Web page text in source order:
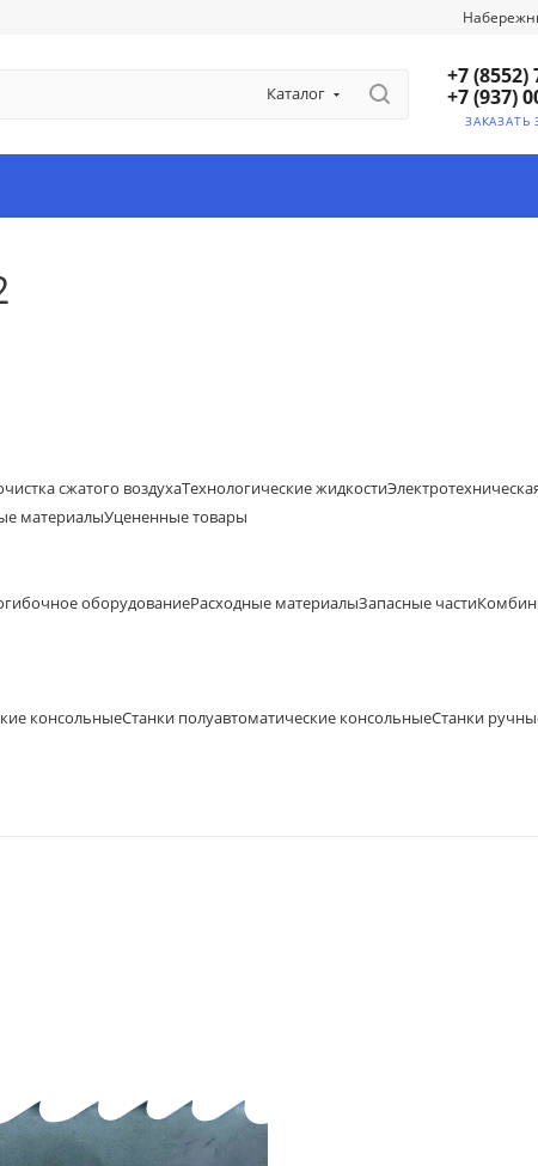
Каталог
+7 (8552)
+7 (937)
ЗАКАЗАТЬ
сжатого воздухаТехнологические жидкости
материалыУцененные товары
оборудованиеРасходные материалыЗапасные части
консольныеСтанки полуавтоматические консольныеСтанки